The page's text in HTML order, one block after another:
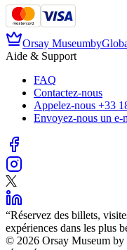
Orsay Museumby
Aide & Support
FAQ
Contactez-nous
Appelez-nous +33
Envoyez-nous un e-
“Réservez des billets,
expériences dans les plus
©️ 2026 Orsay Museum